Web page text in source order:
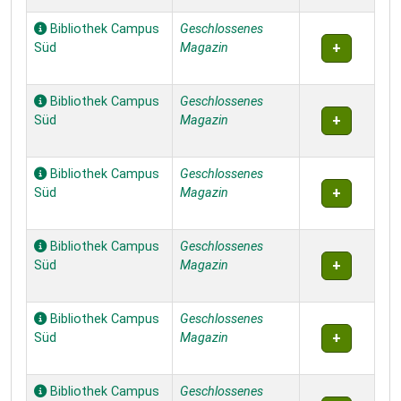
Bibliothek Campus
Süd
Geschlossenes
Magazin
Bibliothek Campus
Süd
Geschlossenes
Magazin
Bibliothek Campus
Süd
Geschlossenes
Magazin
Bibliothek Campus
Süd
Geschlossenes
Magazin
Bibliothek Campus
Süd
Geschlossenes
Magazin
Bibliothek Campus
Geschlossenes